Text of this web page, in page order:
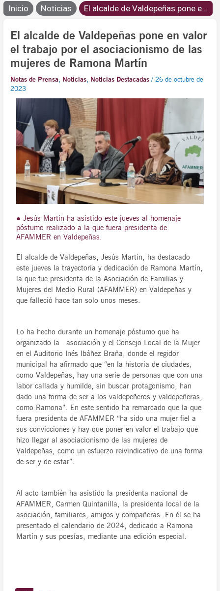
Inicio Noticias El alcalde de Valdepeñas pone e...
El alcalde de Valdepeñas pone en valor
el trabajo por el asociacionismo de las
mujeres de Ramona Martín
Notas de Prensa, Noticias, Noticias Destacadas /26 de octubre de
2023
● Jesús Martín ha asistido este jueves al homenaje
póstumo realizado a la que fuera presidenta de
AFAMMER en Valdepeñas.
El alcalde de Valdepeñas, Jesús Martín, ha destacado
este jueves la trayectoria y dedicación de Ramona Martín,
la que fue presidenta de la Asociación de Familias y
Mujeres del Medio Rural (AFAMMER) en Valdepeñas y
que falleció hace tan solo unos meses.
Lo ha hecho durante un homenaje póstumo que ha
organizado la asociación y el Consejo Local de la Mujer
en el Auditorio Inés Ibáñez Braña, donde el regidor
municipal ha afirmado que “en la historia de ciudades,
como Valdepeñas, hay una serie de personas que con una
labor callada y humilde, sin buscar protagonismo, han
dado una forma de ser a los valdepeñeros y valdepeñeras,
como Ramona”. En este sentido ha remarcado que la que
fuera presidenta de AFAMMER “ha sido una mujer fiel a
sus convicciones y hay que poner en valor el trabajo que
hizo llegar al asociacionismo de las mujeres de
Valdepeñas, como un esfuerzo reivindicativo de una forma
de ser y de estar”.
Al acto también ha asistido la presidenta nacional de
AFAMMER, Carmen Quintanilla, la presidenta local de la
asociación, familiares, amigos y compañeras. En él se ha
presentado el calendario de 2024, dedicado a Ramona
Martín y sus poesías, mediante una edición especial.